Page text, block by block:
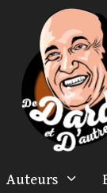
Auteurs